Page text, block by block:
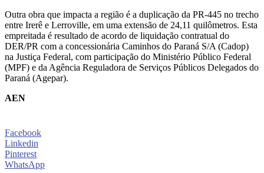
Outra obra que impacta a região é a duplicação da PR-445 no trecho
entre Irerê e Lerroville, em uma extensão de 24,11 quilômetros. Esta
empreitada é resultado de acordo de liquidação contratual do
DER/PR com a concessionária Caminhos do Paraná S/A (Cadop)
na Justiça Federal, com participação do Ministério Público Federal
(MPF) e da Agência Reguladora de Serviços Públicos Delegados do
Paraná (Agepar).
AEN
Facebook
Linkedin
Pinterest
WhatsApp